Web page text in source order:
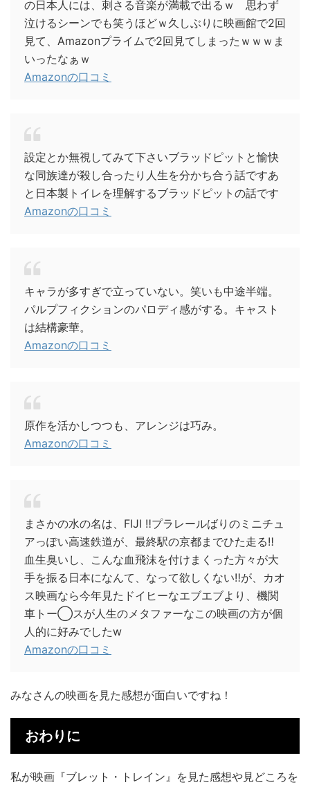
の日本人には、刺さる音楽が満載で出るｗ 思わず
泣けるシーンでも笑うほどｗ久しぶりに映画館で2回
見て、Amazonプライムで2回見てしまったｗｗｗま
いったなぁｗ
Amazonの口コミ
設定とか無視してみて下さいブラッドピットと愉快
な同族達が殺し合ったり人生を分かち合う話ですあ
と日本製トイレを理解するブラッドピットの話です
Amazonの口コミ
キャラが多すぎで立っていない。笑いも中途半端。
パルプフィクションのパロディ感がする。キャスト
は結構豪華。
Amazonの口コミ
原作を活かしつつも、アレンジは巧み。
Amazonの口コミ
まさかの水の名は、FIJI ‼プラレールばりのミニチュ
アっぽい高速鉄道が、最終駅の京都までひた走る‼
血生臭いし、こんな血飛沫を付けまくった方々が大
手を振る日本になんて、なって欲しくない‼が、カオ
ス映画なら今年見たドイヒーなエブエブより、機関
車トー◯スが人生のメタファーなこの映画の方が個
人的に好みでしたw
Amazonの口コミ
みなさんの映画を見た感想が面白いですね！
おわりに
私が映画『ブレット・トレイン』を見た感想や見どころを